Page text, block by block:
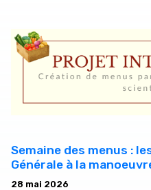
Semaine des menus :
Générale à la
28 mai 2026